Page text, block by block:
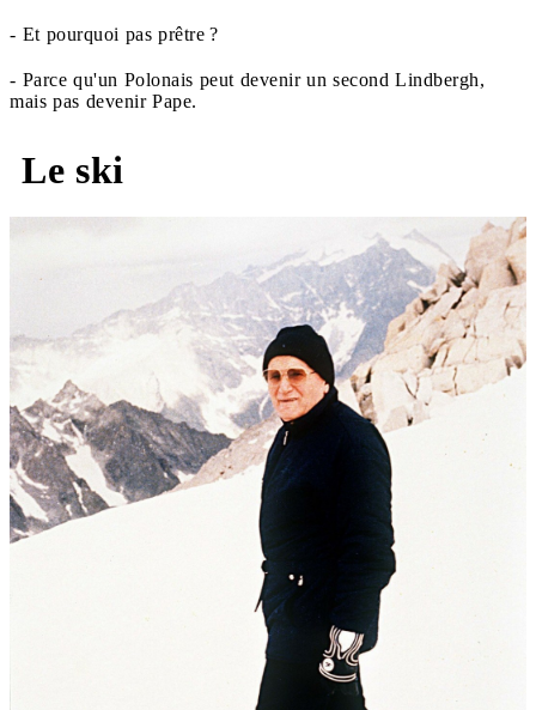
- Et pourquoi pas prêtre ?
- Parce qu'un Polonais peut devenir un second Lindbergh,
mais pas devenir Pape.
Le ski